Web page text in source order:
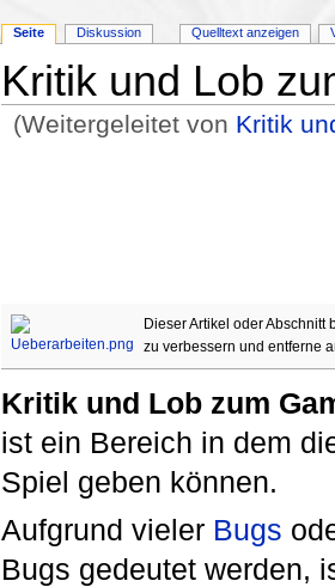
Kritik und Lob
(Weitergeleitet von Kritik
Dieser Artikel oder
zu verbessern und entferne
Kritik und Lob zum
ist ein Bereich in dem
Spiel geben können.
Aufgrund vieler Bugs
Bugs gedeutet werden,
Seite Diskussion Quelltext anzeigen